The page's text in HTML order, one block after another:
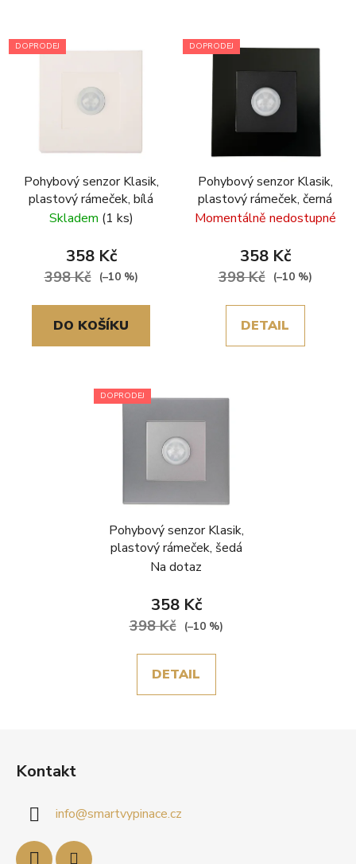
DOPRODEJ
Pohybový senzor Klasik,
plastový rámeček, bílá
Skladem (1 ks)
358 Kč
398 Kč (–10 %)
DO KOŠÍKU
DOPRODEJ
Pohybový senzor Klasik,
plastový rámeček, černá
Momentálně nedostupné
358 Kč
398 Kč (–10 %)
DETAIL
DOPRODEJ
Pohybový senzor Klasik,
plastový rámeček, šedá
Na dotaz
358 Kč
398 Kč (–10 %)
DETAIL
Kontakt
info@smartvypinace.cz